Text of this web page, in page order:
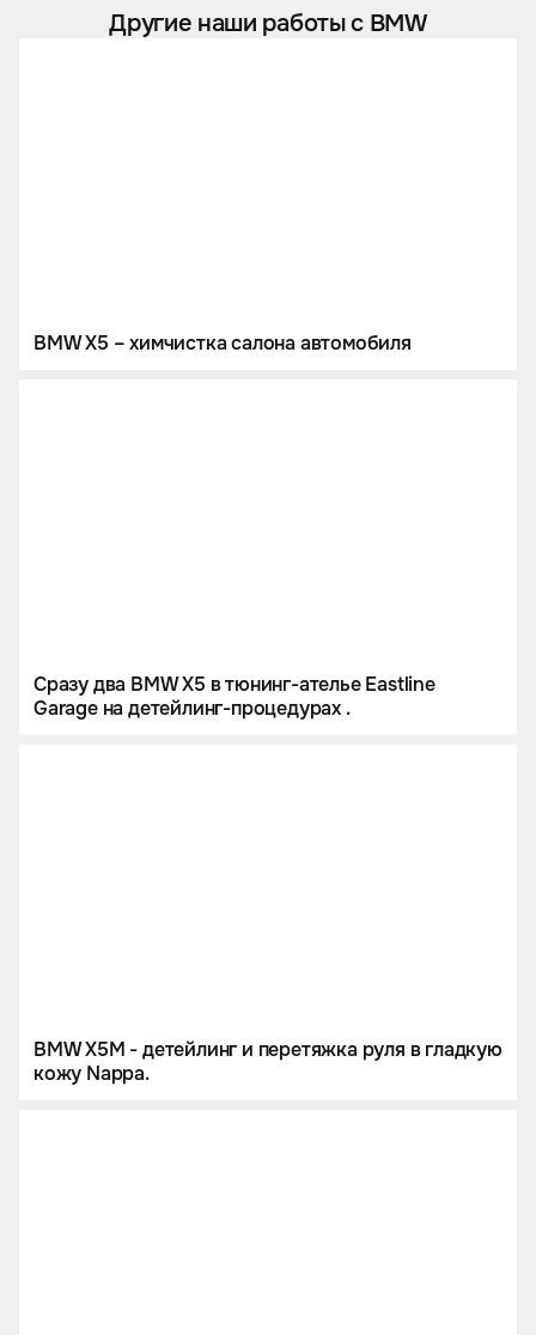
Другие наши работы с BMW
BMW X5 – химчистка салона автомобиля
Сразу два BMW X5 в тюнинг-ателье Eastline
Garage на детейлинг-процедурах .
BMW X5M - детейлинг и перетяжка руля в гладкую
кожу Nappa.